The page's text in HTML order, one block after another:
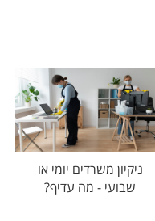
ניקיון משרדים יומי או
שבועי - מה עדיף?